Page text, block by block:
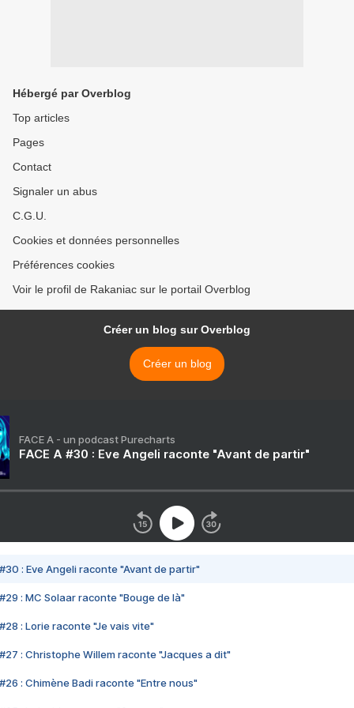
Hébergé par Overblog
Top articles
Pages
Contact
Signaler un abus
C.G.U.
Cookies et données personnelles
Préférences cookies
Voir le profil de Rakaniac sur le portail Overblog
Créer un blog sur Overblog
Créer un blog
FACE A - un podcast Purecharts
FACE A #30 : Eve Angeli raconte "Avant de partir"
#30 : Eve Angeli raconte "Avant de partir"
#29 : MC Solaar raconte "Bouge de là"
#28 : Lorie raconte "Je vais vite"
#27 : Christophe Willem raconte "Jacques a dit"
#26 : Chimène Badi raconte "Entre nous"